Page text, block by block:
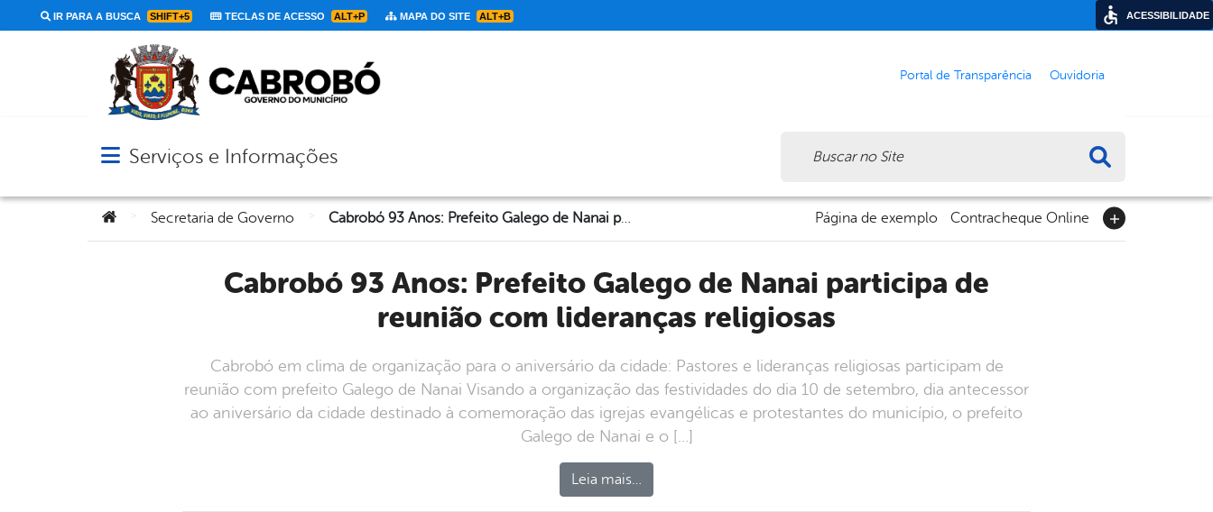
IR PARA A BUSCA SHIFT+5 TECLAS DE ACESSO ALT+P MAPA DO SITE ALT+B
Portal de Transparência Ouvidoria
Abrir menu principal de navegação
Serviços e Informações
Você está aqui:Secretaria de Governo Cabrobó 93 Anos: Prefeito Galego de Nanai participa de reunião com lideranças religiosas Página de exemplo Contracheque Online
Cabrobó 93 Anos: Prefeito Galego de Nanai participa de
reunião com lideranças religiosas
Cabrobó em clima de organização para o aniversário da cidade: Pastores e lideranças religiosas participam de
reunião com prefeito Galego de Nanai Visando a organização das festividades do dia 10 de setembro, dia antecessor
ao aniversário da cidade destinado à comemoração das igrejas evangélicas e protestantes do município, o prefeito
Galego de Nanai e o […]
Leia mais…
ACESSIBILIDADE